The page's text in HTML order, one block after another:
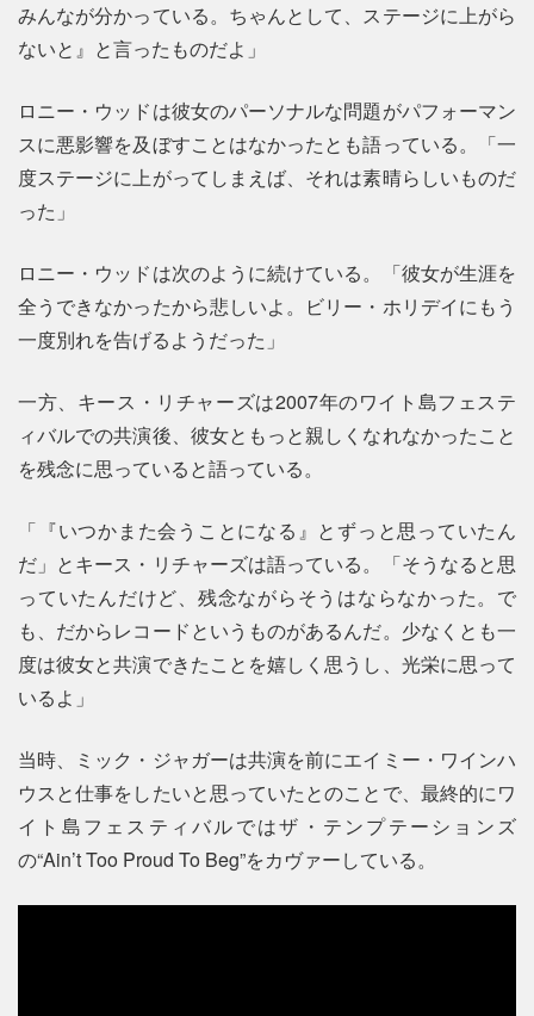
みんなが分かっている。ちゃんとして、ステージに上がら
ないと』と言ったものだよ」
ロニー・ウッドは彼女のパーソナルな問題がパフォーマン
スに悪影響を及ぼすことはなかったとも語っている。「一
度ステージに上がってしまえば、それは素晴らしいものだ
った」
ロニー・ウッドは次のように続けている。「彼女が生涯を
全うできなかったから悲しいよ。ビリー・ホリデイにもう
一度別れを告げるようだった」
一方、キース・リチャーズは2007年のワイト島フェステ
ィバルでの共演後、彼女ともっと親しくなれなかったこと
を残念に思っていると語っている。
「『いつかまた会うことになる』とずっと思っていたん
だ」とキース・リチャーズは語っている。「そうなると思
っていたんだけど、残念ながらそうはならなかった。で
も、だからレコードというものがあるんだ。少なくとも一
度は彼女と共演できたことを嬉しく思うし、光栄に思って
いるよ」
当時、ミック・ジャガーは共演を前にエイミー・ワインハ
ウスと仕事をしたいと思っていたとのことで、最終的にワ
イト島フェスティバルではザ・テンプテーションズ
の“Ain’t Too Proud To Beg”をカヴァーしている。